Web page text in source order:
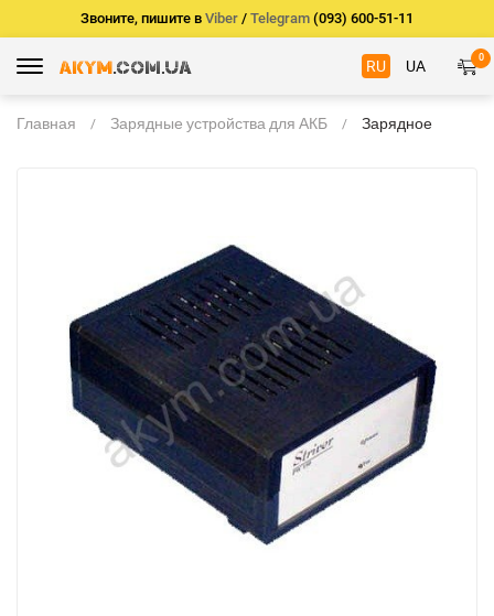
Звоните, пишите в Viber / Telegram (093) 600-51-11
RU UA 0
Главная Зарядные устройства для АКБ
Зарядное